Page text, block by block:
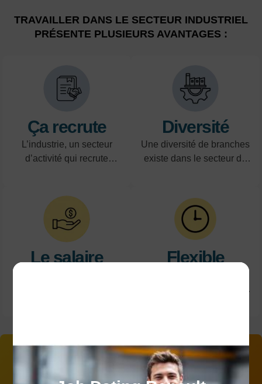
TRAVAILLER DANS LE SECTEUR INDUSTRIEL
PRÉSENTE PLUSIEURS AVANTAGES :
Ça recrute
L’industrie, un secteur
d’activité qui recrute
Diversité
Une diversité de branches
existe dans le secteur de
Le salaire Flexible
Nos centres